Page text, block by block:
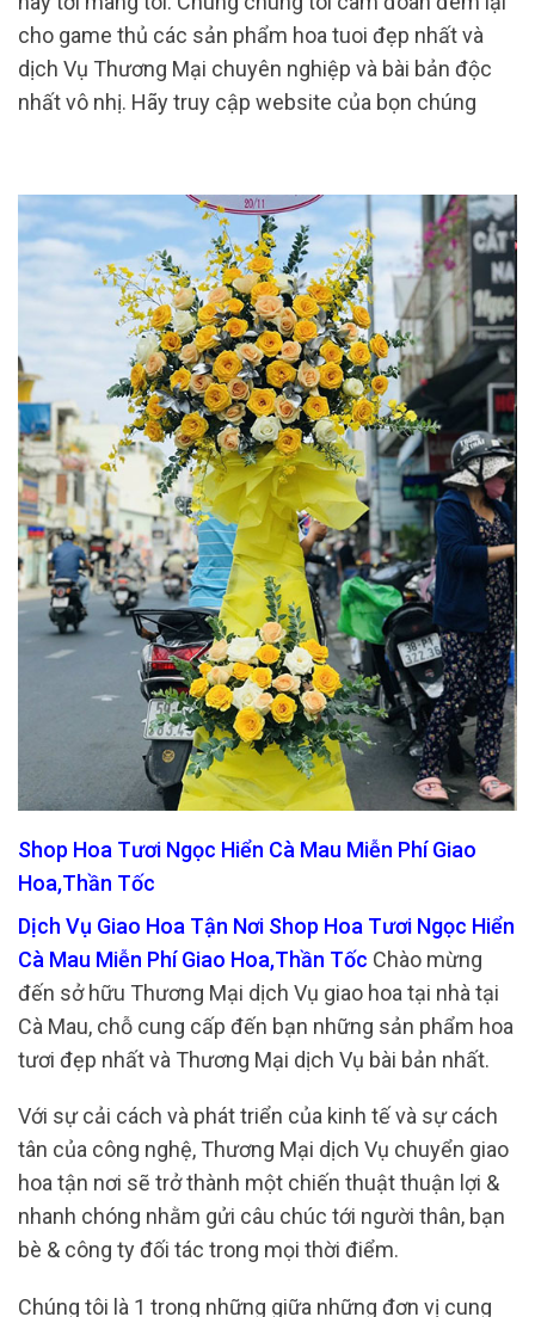
cho game thủ các sản phẩm hoa tuoi đẹp nhất và
dịch Vụ Thương Mại chuyên nghiệp và bài bản độc
nhất vô nhị. Hãy truy cập website của bọn chúng
Shop Hoa Tươi Ngọc Hiển Cà Mau Miễn Phí Giao
Hoa,Thần Tốc
Dịch Vụ Giao Hoa Tận Nơi Shop Hoa Tươi Ngọc Hiển
Cà Mau Miễn Phí Giao Hoa,Thần Tốc Chào mừng
đến sở hữu Thương Mại dịch Vụ giao hoa tại nhà tại
Cà Mau, chỗ cung cấp đến bạn những sản phẩm hoa
tươi đẹp nhất và Thương Mại dịch Vụ bài bản nhất.
Với sự cải cách và phát triển của kinh tế và sự cách
tân của công nghệ, Thương Mại dịch Vụ chuyển giao
hoa tận nơi sẽ trở thành một chiến thuật thuận lợi &
nhanh chóng nhằm gửi câu chúc tới người thân, bạn
bè & công ty đối tác trong mọi thời điểm.
Chúng tôi là 1 trong những giữa những đơn vị cung